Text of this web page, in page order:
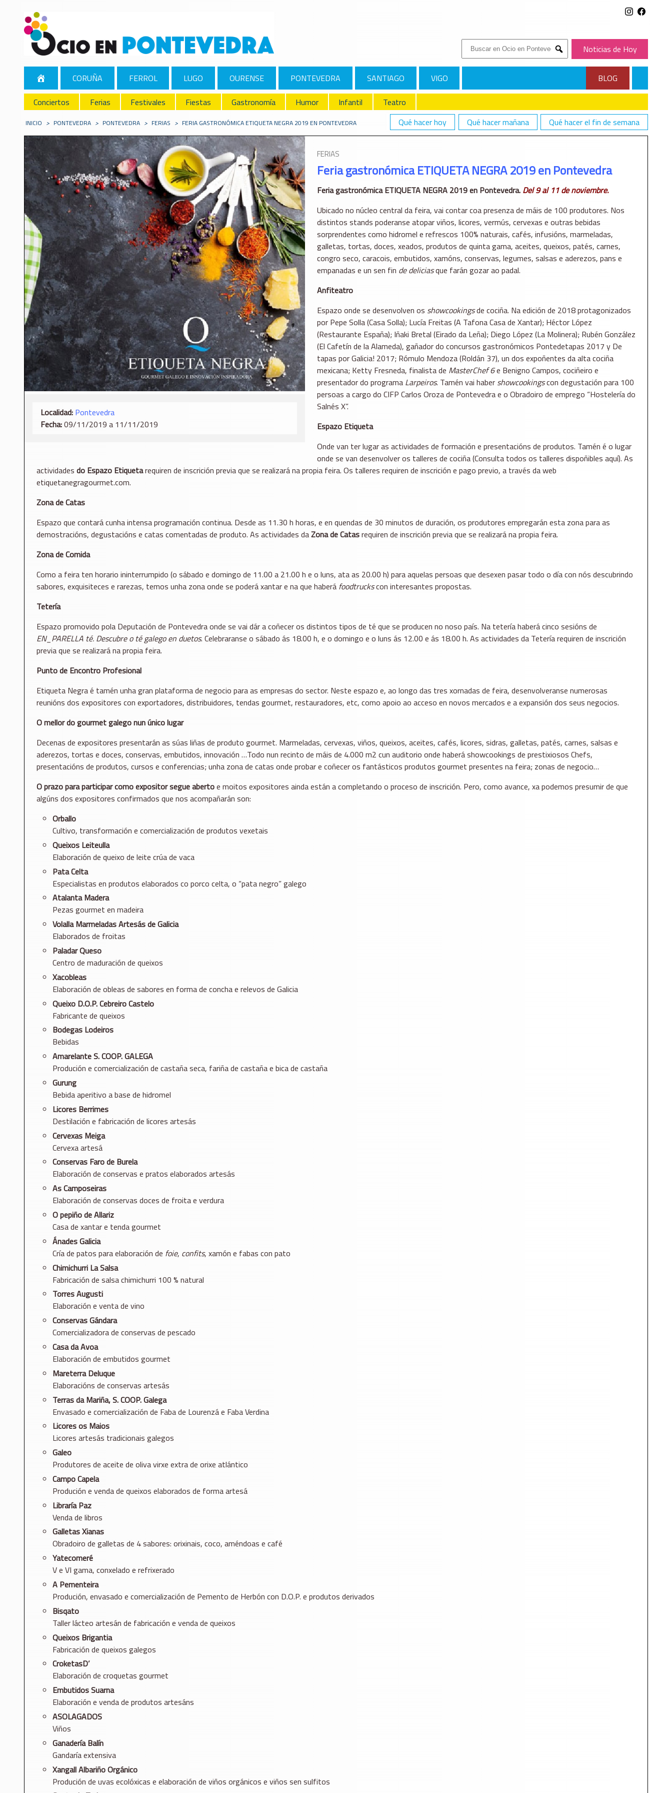
Buscar:
Submit
Noticias de Hoy
CORUÑA FERROL LUGO OURENSE PONTEVEDRA SANTIAGO VIGO
BLOG
Conciertos
Ferias Festivales Fiestas Gastronomía Humor Infantil
Teatro
Qué hacer hoy
Qué hacer mañana Qué hacer el fin de semana
INICIO > PONTEVEDRA > PONTEVEDRA > FERIAS > FERIA GASTRONÓMICA ETIQUETA NEGRA 2019 EN PONTEVEDRA
Localidad: Pontevedra
Fecha:09/11/2019 a 11/11/2019
FERIAS
Feria gastronómica ETIQUETA NEGRA 2019 en Pontevedra
Feria gastronómica ETIQUETA NEGRA 2019 en Pontevedra. Del 9 al 11 de noviembre.
Ubicado no núcleo central da feira, vai contar coa presenza de máis de 100 produtores. Nos
distintos stands poderanse atopar viños, licores, vermús, cervexas e outras bebidas
sorprendentes como hidromel e refrescos 100% naturais, cafés, infusións, marmeladas,
galletas, tortas, doces, xeados, produtos de quinta gama, aceites, queixos, patés, carnes,
congro seco, caracois, embutidos, xamóns, conservas, legumes, salsas e aderezos, pans e
empanadas e un sen fin de deliciasque farán gozar ao padal.
Anfiteatro
Espazo onde se desenvolven os showcookingsde cociña. Na edición de 2018 protagonizados
por Pepe Solla (Casa Solla); Lucía Freitas (A Tafona Casa de Xantar); Héctor López
(Restaurante España); Iñaki Bretal (Eirado da Leña); Diego López (La Molinera); Rubén González
(El Cafetín de la Alameda), gañador do concursos gastronómicos Pontedetapas 2017 y De
tapas por Galicia! 2017; Rómulo Mendoza (Roldán 37), un dos expoñentes da alta cociña
mexicana; Ketty Fresneda, finalista de MasterChef 6e Benigno Campos, cociñeiro e
presentador do programa Larpeiros. Tamén vai haber showcookingscon degustación para 100
persoas a cargo do CIFP Carlos Oroza de Pontevedra e o Obradoiro de emprego “Hostelería do
Salnés X”.
Espazo Etiqueta
Onde van ter lugar as actividades de formación e presentacións de produtos. Tamén é o lugar
onde se van desenvolver os talleres de cociña (Consulta todos os talleres dispoñibles aquí). As
actividades do Espazo Etiquetarequiren de inscrición previa que se realizará na propia feira. Os talleres requiren de inscrición e pago previo, a través da web
etiquetanegragourmet.com.
Zona de Catas
Espazo que contará cunha intensa programación continua. Desde as 11.30 h horas, e en quendas de 30 minutos de duración, os produtores empregarán esta zona para as
demostracións, degustacións e catas comentadas de produto. As actividades daZona de Catasrequiren de inscrición previa que se realizará na propia feira.
Zona de Comida
Como a feira ten horario ininterrumpido (o sábado e domingo de 11.00 a 21.00 h e o luns, ata as 20.00 h) para aquelas persoas que desexen pasar todo o día con nós descubrindo
sabores, exquisiteces e rarezas, temos unha zona onde se poderá xantar e na que haberá foodtruckscon interesantes propostas.
Tetería
Espazo promovido pola Deputación de Pontevedra onde se vai dár a coñecer os distintos tipos de té que se producen no noso país. Na tetería haberá cinco sesións de
EN_PARELLA té. Descubre o té galego en duetos. Celebraranse o sábado ás 18.00 h, e o domingo e o luns ás 12.00 e ás 18.00 h. As actividades da Tetería requiren de inscrición
previa que se realizará na propia feira.
Punto de Encontro Profesional
Etiqueta Negra é tamén unha gran plataforma de negocio para as empresas do sector. Neste espazo e, ao longo das tres xornadas de feira, desenvolveranse numerosas
reunións dos expositores con exportadores, distribuidores, tendas gourmet, restauradores, etc, como apoio ao acceso en novos mercados e a expansión dos seus negocios.
O mellor do gourmet galego nun único lugar
Decenas de expositores presentarán as súas liñas de produto gourmet. Marmeladas, cervexas, viños, queixos, aceites, cafés, licores, sidras, galletas, patés, carnes, salsas e
aderezos, tortas e doces, conservas, embutidos, innovación …Todo nun recinto de máis de 4.000 m2 cun auditorio onde haberá showcookings de prestixiosos Chefs,
presentacións de produtos, cursos e conferencias; unha zona de catas onde probar e coñecer os fantásticos produtos gourmet presentes na feira; zonas de negocio…
O prazo para participar como expositor segue abertoe moitos expositores ainda están a completando o proceso de inscrición. Pero, como avance, xa podemos presumir de que
algúns dos expositores confirmados que nos acompañarán son:
Orballo
Cultivo, transformación e comercialización de produtos vexetais
Queixos Leiteulla
Elaboración de queixo de leite crúa de vaca
Pata Celta
Especialistas en produtos elaborados co porco celta, o “pata negro” galego
Atalanta Madera
Pezas gourmet en madeira
Volalla Marmeladas Artesás de Galicia
Elaborados de froitas
Paladar Queso
Centro de maduración de queixos
Xacobleas
Elaboración de obleas de sabores en forma de concha e relevos de Galicia
Queixo D.O.P. CebreiroCastelo
Fabricante de queixos
Bodegas Lodeiros
Bebidas
Amarelante S. COOP. GALEGA
Produción e comercialización de castaña seca, fariña de castaña e bica de castaña
Gurung
Bebida aperitivo a base de hidromel
Licores Berrimes
Destilación e fabricación de licores artesás
Cervexas Meiga
Cervexa artesá
Conservas Faro de Burela
Elaboración de conservas e pratos elaborados artesás
As Camposeiras
Elaboración de conservas doces de froita e verdura
O pepiño de Allariz
Casa de xantar e tenda gourmet
Ánades Galicia
Cría de patos para elaboración de foie, confits, xamón e fabas con pato
Chimichurri La Salsa
Fabricación de salsa chimichurri 100 % natural
Torres Augusti
Elaboración e venta de vino
Conservas Gándara
Comercializadora de conservas de pescado
Casa da Avoa
Elaboración de embutidos gourmet
Mareterra Deluque
Elaboracións de conservas artesás
Terras da Mariña, S. COOP. Galega
Envasado e comercialización de Faba de Lourenzá e Faba Verdina
Licores os Maios
Licores artesás tradicionais galegos
Galeo
Produtores de aceite de oliva virxe extra de orixe atlántico
Campo Capela
Produción e venda de queixos elaborados de forma artesá
Libraría Paz
Venda de libros
Galletas Xianas
Obradoiro de galletas de 4 sabores: orixinais, coco, améndoas e café
Yatecomeré
V e VI gama, conxelado e refrixerado
A Pementeira
Produción, envasado e comercialización de Pemento de Herbón con D.O.P. e produtos derivados
Bisqato
Taller lácteo artesán de fabricación e venda de queixos
Queixos Brigantia
Fabricación de queixos galegos
CroketasD’
Elaboración de croquetas gourmet
Embutidos Suarna
Elaboración e venda de produtos artesáns
ASOLAGADOS
Viños
Ganadería Balín
Gandaría extensiva
Xangall Albariño Orgánico
Produción de uvas ecolóxicas e elaboración de viños orgánicos e viños sen sulfitos